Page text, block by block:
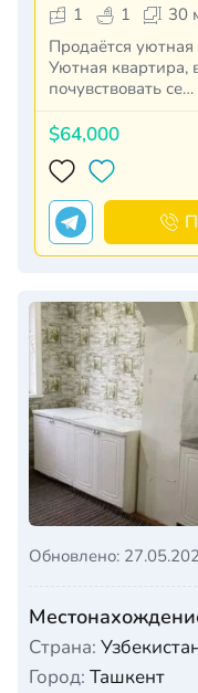
1
1 30
Продаётся
Уютная квартира,
почувствовать се…
$64,000
Обновлено:
Страна:
Город: Ташкент